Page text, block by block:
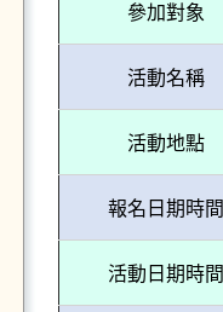
參加對象
活動名稱
活動地點
報名日期時間
活動日期時間